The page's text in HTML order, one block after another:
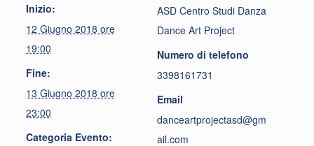
Inizio:
12 Giugno 2018 ore
19:00
Fine:
13 Giugno 2018 ore
23:00
Categoria Evento:
ASD Centro Studi Danza
Dance Art Project
Numero di telefono
3398161731
Email
danceartprojectasd@gm
ail.com